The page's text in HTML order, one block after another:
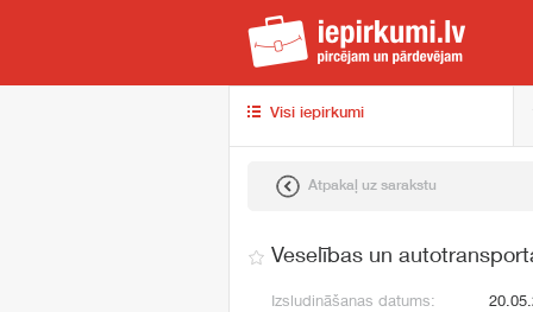
Visi iepirkumi
Atpakaļ uz sarakstu
Veselības un
Izsludināšanas datums: